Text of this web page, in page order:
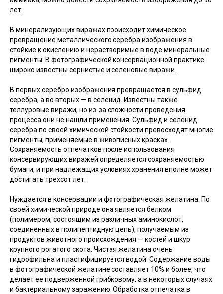
лет.
В минерализующих виражах происходит химическое
превращение металлического серебра изображения в
стойкие к окислению и нерастворимые в воде минеральные
пигменты. В фотографической консервационной практике
широко известны сернистые и селеновые виражи.
В первых серебро изображения превращается в сульфид
серебра, а во вторых — в селенид. Известны также
теллуровые виражи, но из-за сложности проведения
процесса они не нашли применения. Сульфид и селенид
серебра по своей химической стойкости превосходят многие
пигменты, применяемые в живописных красках.
Сохраняемость отпечатков после использования
консервирующих виражей определяется сохраняемостью
бумаги, и при надлежащих условиях хранения вполне может
достигать трехсот лет.
Нуждается в консервации и фотографическая желатина. По
своей химической природе она является белком
(полимером, состоящим из различных аминокислот,
соединенных в полипептидную цепь), получаемым из
продуктов животного происхождения — костей и шкур
крупного рогатого скота. Чистая желатина очень
гидрофильна и пластифицируется водой. Содержание воды
в фотографической желатине составляет 10% и более, что
делает ее подверженной грибковому, а в некоторых случаях
и бактериальному заражению. Обработка отпечатка в